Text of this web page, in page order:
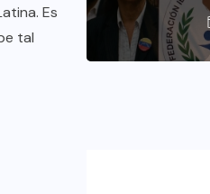
Es
tal